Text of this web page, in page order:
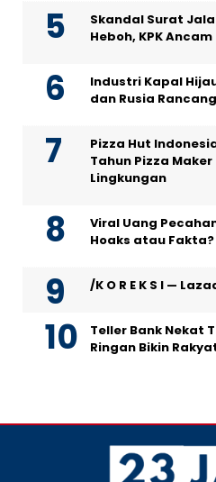
Skandal Surat
Heboh, KPK
Industri Kapal
dan Rusia
Pizza Hut
Tahun Pizza
Lingkungan
Viral Uang
Hoaks atau Fakta?
/K O R E K S I —
Teller Bank Nekat
Ringan Bikin